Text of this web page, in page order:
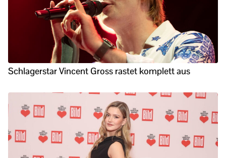
Schlagerstar Vincent Gross rastet komplett aus